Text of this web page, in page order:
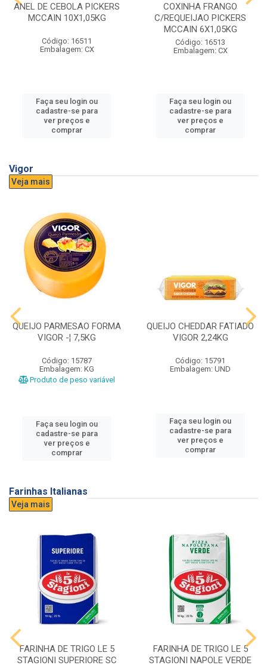
ANEL DE CEBOLA PICKERS
MCCAIN 10X1,05KG
Código: 16511
Embalagem: CX
Faça seu login ou
cadastre-se para
ver preços e
comprar
COXINHA FRANGO
C/REQUEIJAO PICKERS
MCCAIN 6X1,05KG
Código: 16513
Embalagem: CX
Faça seu login ou
cadastre-se para
ver preços e
comprar
Vigor
Veja mais
QUEIJO PARMESAO FORMA
VIGOR -¦ 7,5KG
Código: 15787
Embalagem: KG
Produto de peso variável
Faça seu login ou
cadastre-se para
ver preços e
comprar
QUEIJO CHEDDAR FATIADO
VIGOR 2,24KG
Código: 15791
Embalagem: UND
Faça seu login ou
cadastre-se para
ver preços e
comprar
Farinhas Italianas
Veja mais
FARINHA DE TRIGO LE 5
STAGIONI SUPERIORE SC
FARINHA DE TRIGO LE 5
STAGIONI NAPOLE VERDE